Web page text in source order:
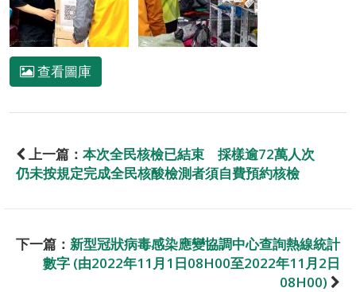
查看圖庫
上一篇： 本次全民核檢已結束 採樣逾72萬人次
仍未按規定完成全民核酸檢測者須自費預約核檢
下一篇： 新型冠狀病毒感染應變協調中心查詢熱線統計
數字 (由2022年11月1日08H00至2022年11月2日
08H00)